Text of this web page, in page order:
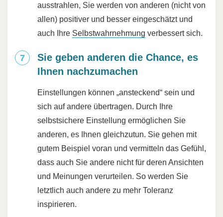
ausstrahlen, Sie werden von anderen (nicht von
allen) positiver und besser eingeschätzt und
auch Ihre Selbstwahrnehmung verbessert sich.
Sie geben anderen die Chance, es
Ihnen nachzumachen
Einstellungen können „ansteckend“ sein und
sich auf andere übertragen. Durch Ihre
selbstsichere Einstellung ermöglichen Sie
anderen, es Ihnen gleichzutun. Sie gehen mit
gutem Beispiel voran und vermitteln das Gefühl,
dass auch Sie andere nicht für deren Ansichten
und Meinungen verurteilen. So werden Sie
letztlich auch andere zu mehr Toleranz
inspirieren.